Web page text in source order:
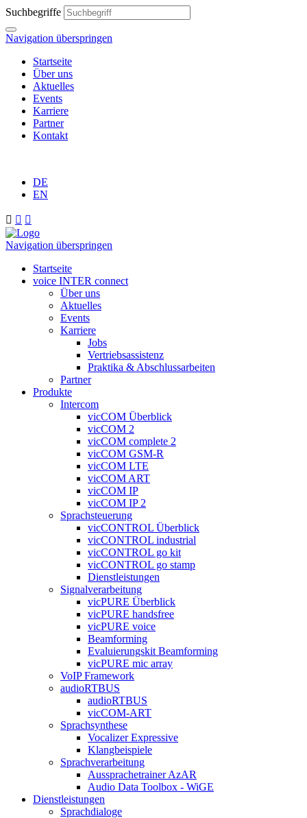
Suchbegriffe
Navigation überspringen
Startseite
Über uns
Aktuelles
Events
Karriere
Partner
Kontakt
DE
EN
  
Navigation überspringen
Startseite
voice INTER connect
Über uns
Aktuelles
Events
Karriere
Jobs
Vertriebsassistenz
Praktika & Abschlussarbeiten
Partner
Produkte
Intercom
vicCOM Überblick
vicCOM 2
vicCOM complete 2
vicCOM GSM-R
vicCOM LTE
vicCOM ART
vicCOM IP
vicCOM IP 2
Sprachsteuerung
vicCONTROL Überblick
vicCONTROL industrial
vicCONTROL go kit
vicCONTROL go stamp
Dienstleistungen
Signalverarbeitung
vicPURE Überblick
vicPURE handsfree
vicPURE voice
Beamforming
Evaluierungskit Beamforming
vicPURE mic array
VoIP Framework
audioRTBUS
audioRTBUS
vicCOM-ART
Sprachsynthese
Vocalizer Expressive
Klangbeispiele
Sprachverarbeitung
Aussprachetrainer AzAR
Audio Data Toolbox - WiGE
Dienstleistungen
Sprachdialoge